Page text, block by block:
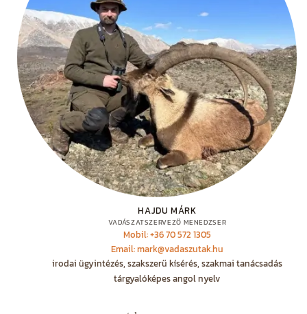
HAJDU MÁRK
VADÁSZATSZERVEZŐ MENEDZSER
Mobil: +36 70 572 1305
Email: mark@vadaszutak.hu
irodai ügyintézés, szakszerű kísérés, szakmai tanácsadás
tárgyalóképes angol nyelv